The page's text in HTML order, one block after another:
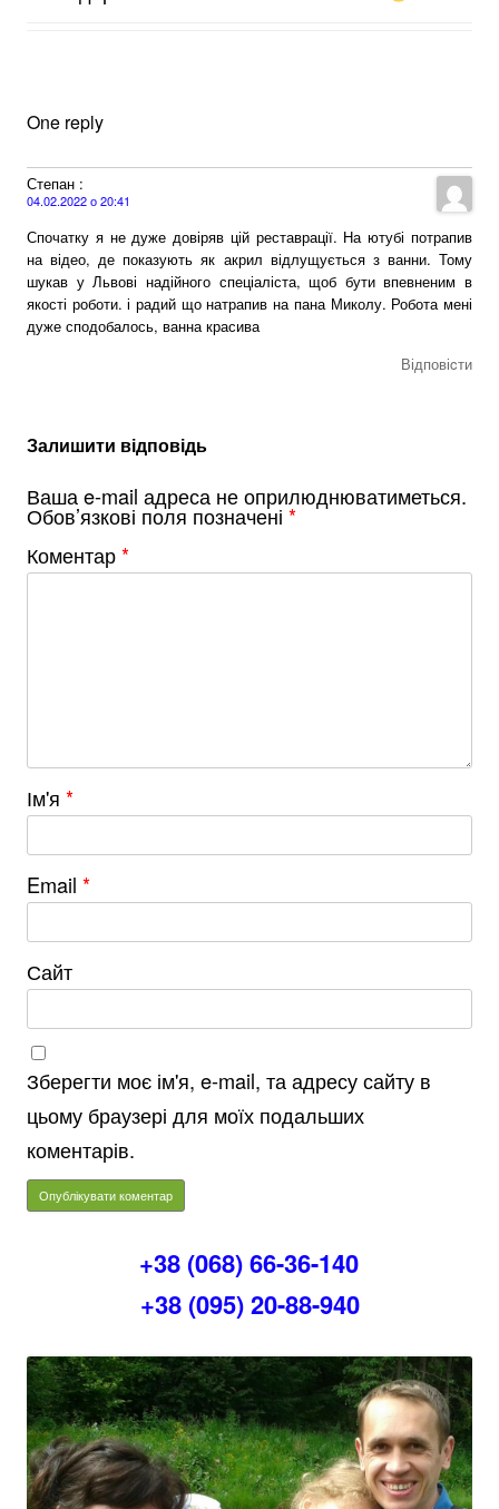
One reply
Степан :
04.02.2022 о 20:41
Спочатку я не дуже довіряв цій реставрації. На ютубі потрапив
на відео, де показують як акрил відлущується з ванни. Тому
шукав у Львові надійного спеціаліста, щоб бути впевненим в
якості роботи. і радий що натрапив на пана Миколу. Робота мені
дуже сподобалось, ванна красива
Відповіcти
Залишити відповідь
Ваша e-mail адреса не оприлюднюватиметься.
Обов’язкові поля позначені *
Коментар*
Ім'я *
Email *
Сайт
Зберегти моє ім'я, e-mail, та адресу сайту в
цьому браузері для моїх подальших
коментарів.
+38 (068) 66-36-140
+38 (095) 20-88-940